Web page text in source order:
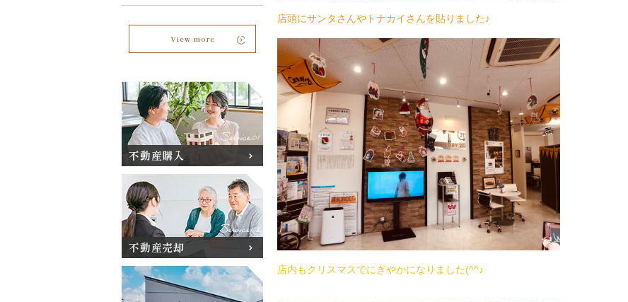
店頭にサンタさんやトナカイさんを貼りました♪
店内もクリスマスでにぎやかになりました(^^♪
View more
不動産購入
不動産売却